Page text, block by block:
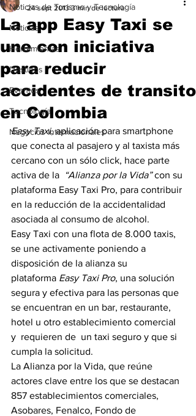
Noticias de Turismo y Tecnología
Noticias
Herramientas
Destinos
Eventos
Tecnología
Negocios Internacionales
La app Easy Taxi se
une con iniciativa
para reducir
accidentes de transito
en Colombia
24 sept 2013 3 min de lectura
Easy Taxi, aplicación para smartphone
que conecta al pasajero y al taxista más
cercano con un sólo click, hace parte
activa de la
“Alianza por la Vida” con su
plataforma Easy Taxi Pro, para contribuir
en la reducción de la accidentalidad
asociada al consumo de alcohol.
Easy Taxi con una flota de 8.000 taxis,
se une activamente poniendo a
disposición de la alianza su
plataforma Easy Taxi Pro, una solución
segura y efectiva para las personas que
se encuentran en un bar, restaurante,
hotel u otro establecimiento comercial
y  requieren de  un taxi seguro y que si
cumpla la solicitud.
La Alianza por la Vida, que reúne
actores clave entre los que se destacan
857 establecimientos comerciales,
Asobares, Fenalco, Fondo de